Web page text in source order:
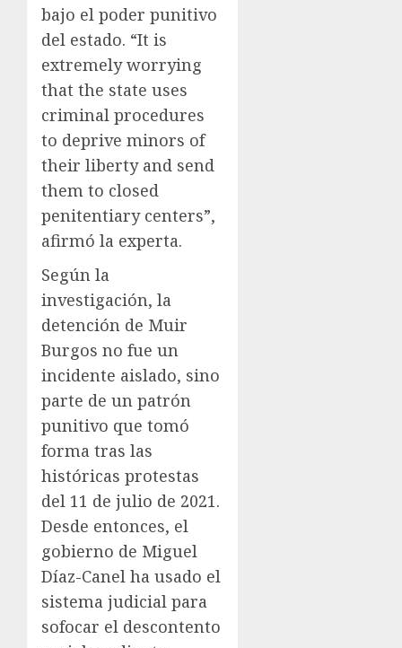
bajo el poder punitivo
del estado. “It is
extremely worrying
that the state uses
criminal procedures
to deprive minors of
their liberty and send
them to closed
penitentiary centers”,
afirmó la experta.
Según la
investigación, la
detención de Muir
Burgos no fue un
incidente aislado, sino
parte de un patrón
punitivo que tomó
forma tras las
históricas protestas
del 11 de julio de 2021.
Desde entonces, el
gobierno de Miguel
Díaz-Canel ha usado el
sistema judicial para
sofocar el descontento